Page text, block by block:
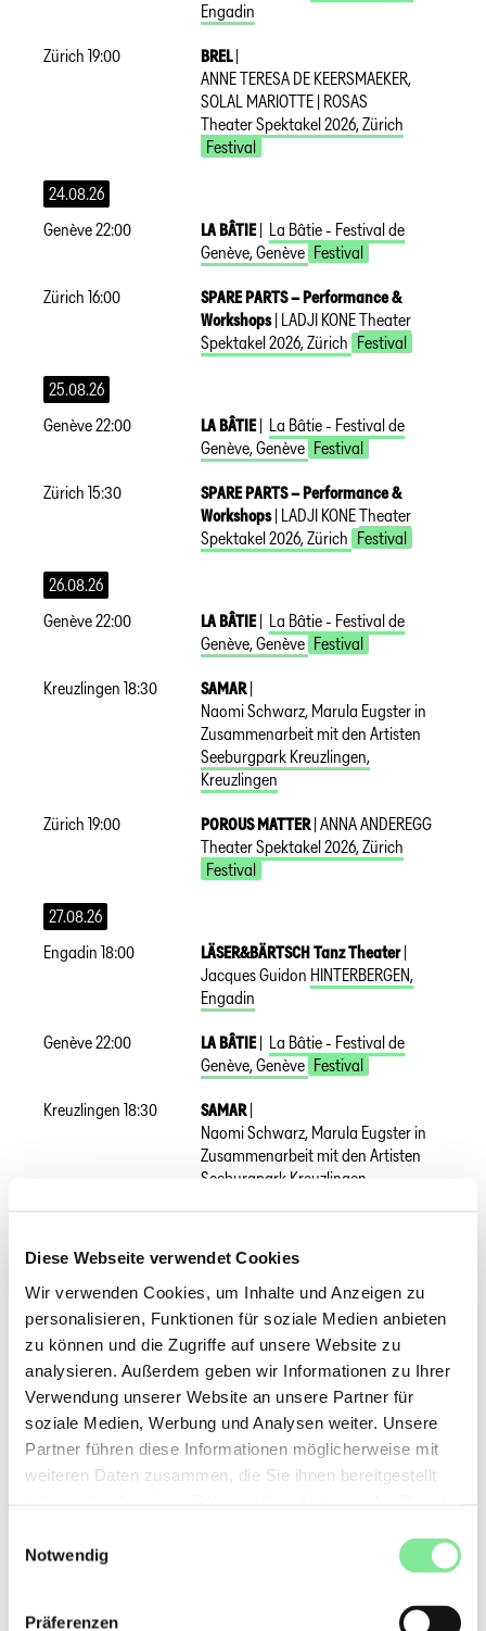
Diese Webseite verwendet Cookies
Wir verwenden Cookies, um Inhalte und Anzeigen zu
personalisieren, Funktionen für soziale Medien anbieten
zu können und die Zugriffe auf unsere Website zu
analysieren. Außerdem geben wir Informationen zu Ihrer
Verwendung unserer Website an unsere Partner für
soziale Medien, Werbung und Analysen weiter. Unsere
Partner führen diese Informationen möglicherweise mit
weiteren Daten zusammen, die Sie ihnen bereitgestellt
Notwendig
Präferenzen
Engadin
Zürich 19:00 BREL |
ANNE TERESA DE KEERSMAEKER,
SOLAL MARIOTTE | ROSAS
Theater Spektakel 2026,Zürich
Festival
24.08.26
Genève22:00 LA BÂTIE| La Bâtie - Festival de
Genève,Genève Festival
Zürich 16:00
SPARE PARTS – Performance &
Workshops | LADJI KONETheater
Spektakel 2026,Zürich Festival
25.08.26
Genève22:00 LA BÂTIE| La Bâtie - Festival de
Genève,Genève Festival
Zürich 15:30
SPARE PARTS – Performance &
Workshops | LADJI KONETheater
Spektakel 2026,Zürich Festival
26.08.26
Genève22:00 LA BÂTIE| La Bâtie - Festival de
Genève,Genève Festival
Kreuzlingen 18:30 SAMAR |
Naomi Schwarz, Marula Eugster in
Zusammenarbeit mit den Artisten
Seeburgpark Kreuzlingen,
Kreuzlingen
Zürich 19:00 POROUS MATTER |ANNA ANDEREGG
Theater Spektakel 2026,Zürich
Festival
27.08.26
Engadin 18:00 LÄSER&BÄRTSCH Tanz Theater |
Jacques Guidon HINTERBERGEN,
Engadin
Genève22:00 LA BÂTIE| La Bâtie - Festival de
Genève,Genève Festival
Kreuzlingen 18:30 SAMAR |
Naomi Schwarz, Marula Eugster in
Zusammenarbeit mit den Artisten
Seeburgpark Kreuzlingen
Bewegt ins Festival starten
Spektakel 2026 ,Zürich Festival
Zürich
SPARE PARTS – Performance &
Spektakel 2026,Zürich Festival
Zürich 19:00 POROUS MATTER |ANNA ANDEREGG
Theater Spektakel 2026,Zürich
Festival
Genève22:00
La Bâtie - Festival de
Kreuzlingen